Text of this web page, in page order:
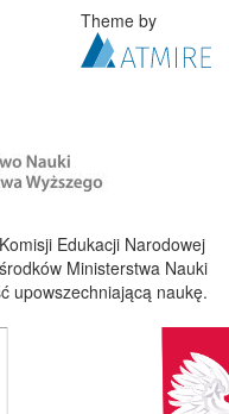
Theme by
Edukacji Narodowej
Ministerstwa Nauki
upowszechniającą naukę.